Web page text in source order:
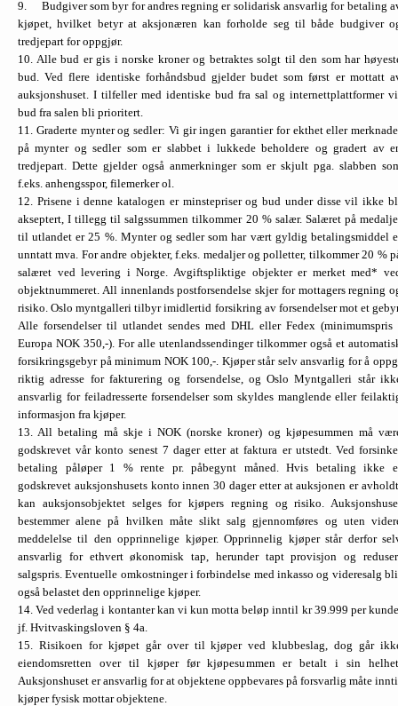
9. Budgiver som byr for andres regning er solidarisk ansvarlig for betaling
kjøpet, hvilket betyr at aksjonæren kan forholde seg til både budgiver
tredjepart for oppgjør.
10. Alle bud er gis i norske kroner og betraktes solgt til den som har
bud. Ved flere identiske forhåndsbud gjelder budet som først er mottatt
auksjonshuset. I tilfeller med identiske bud fra sal og internettplattformer
bud fra salen bli prioritert.
11. Graderte mynter og sedler: Vi gir ingen garantier for ekthet eller
på mynter og sedler som er slabbet i lukkede beholdere og gradert av
tredjepart. Dette gjelder også anmerkninger som er skjult pga. slabben
f.eks. anhengsspor, filemerker ol.
12. Prisene i denne katalogen er minstepriser og bud under disse vil ikke
akseptert, I tillegg til salgssummen tilkommer 20 % salær. Salæret på
til utlandet er 25 %. Mynter og sedler som har vært gyldig betalingsmiddel
unntatt mva. For andre objekter, f.eks. medaljer og polletter, tilkommer 20 %
salæret ved levering i Norge. Avgiftspliktige objekter er merket med*
objektnummeret. All innenlands postforsendelse skjer for mottagers regning
risiko. Oslo myntgalleri tilbyr imidlertid forsikring av forsendelser mot et
Alle forsendelser til utlandet sendes med DHL eller Fedex (minimumspris
Europa NOK 350,-). For alle utenlandssendinger tilkommer også et
forsikringsgebyr på minimum NOK 100,-. Kjøper står selv ansvarlig for å
riktig adresse for fakturering og forsendelse, og Oslo Myntgalleri står
ansvarlig for feiladresserte forsendelser som skyldes mang­lende eller
informasjon fra kjøper.
13. All betaling må skje i NOK (norske kroner) og kjøpe­summen må
godskrevet vår konto senest 7 dager etter at faktura er utstedt. Ved
betaling påløper 1 % rente pr. påbegynt måned. Hvis betaling ikke
godskrevet auksjonshusets konto innen 30 dager etter at auksjonen er
kan auksjonsobjektet selges for kjøpers regning og risiko.
bestemmer alene på hvilken måte slikt salg gjennomføres og uten
meddelelse til den opprinnelige kjøper. Opprinnelig kjøper står derfor
ansvarlig for ethvert økonomisk tap, herunder tapt provisjon og
salgspris. Eventuelle omkostninger i forbindelse med inkasso og videresalg
også belastet den opprinnelige kjøper.
14. Ved vederlag i kontanter kan vi kun motta beløp inntil kr 39.999 per
jf. Hvitvaskingsloven § 4a.
15. Risikoen for kjøpet går over til kjøper ved klubbeslag, dog går
eiendomsretten over til kjøper før kjøpesummen er betalt i sin
Auksjonshuset er ansvarlig for at objektene oppbevares på forsvarlig måte
kjøper fysisk mottar objektene.